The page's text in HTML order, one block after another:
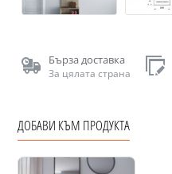
ДОБАВИ КЪМ ПРОДУКТА
Бърза доставка
За цялата страна